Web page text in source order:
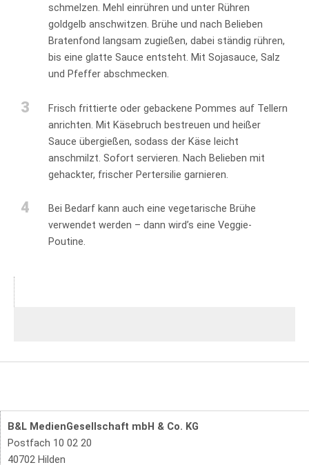
schmelzen. Mehl einrühren und unter Rühren
goldgelb anschwitzen. Brühe und nach Belieben
Bratenfond langsam zugießen, dabei ständig rühren,
bis eine glatte Sauce entsteht. Mit Sojasauce, Salz
und Pfeffer abschmecken.
3
Frisch frittierte oder gebackene Pommes auf Tellern
anrichten. Mit Käsebruch bestreuen und heißer
Sauce übergießen, sodass der Käse leicht
anschmilzt. Sofort servieren. Nach Belieben mit
gehackter, frischer Pertersilie garnieren.
4
Bei Bedarf kann auch eine vegetarische Brühe
verwendet werden – dann wird’s eine Veggie-
Poutine.
B&L MedienGesellschaft mbH & Co. KG
Postfach 10 02 20
40702 Hilden